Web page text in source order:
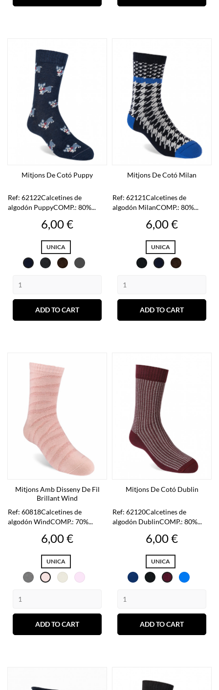
Mitjons De Cotó Puppy
Ref: 62122Calcetines de
algodón PuppyCOMP.: 80%...
Preu
6,00 €
UNICA
Marí
Gris
Marró Gris
ADD TO CART
Mitjons De Cotó Milan
Ref: 62121Calcetines de
algodón MilanCOMP.: 80%...
Preu
6,00 €
UNICA
Negre Marí Marró
ADD TO CART
Mitjons Amb Disseny De Fil
Brillant Wind
Ref: 60818Calcetines de
algodón WindCOMP.: 70%...
Preu
6,00 €
UNICA
Gris
Rosa Cava Rosa
ADD TO CART
Mitjons De Cotó Dublin
Ref: 62120Calcetines de
algodón DublinCOMP.: 80%...
Preu
6,00 €
UNICA
Blau NegreBurdeosBlau
ADD TO CART